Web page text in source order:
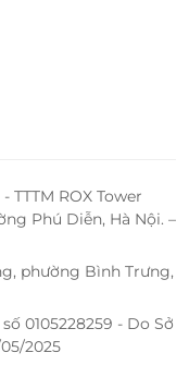
TTTM ROX Tower
Phú Diễn, Hà Nội. –
phường Bình Trưng,
0105228259 - Do Sở
2025